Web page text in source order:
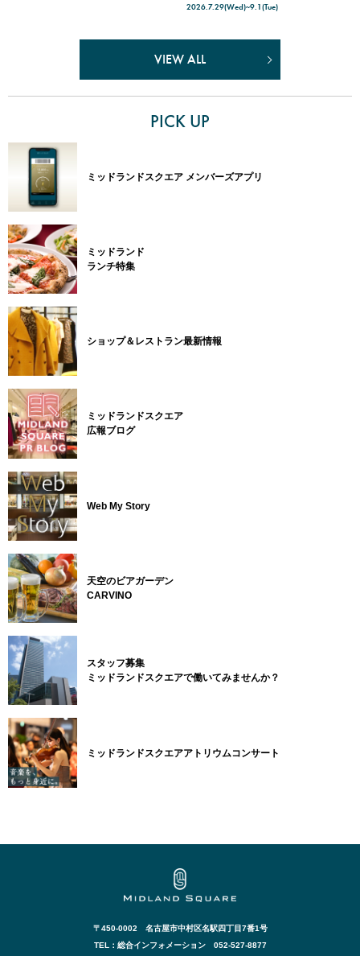
2026.7.29(Wed)~9.1(Tue)
VIEW ALL
PICK UP
ミッドランドスクエア メンバーズアプリ
ミッドランド
ランチ特集
ショップ＆レストラン最新情報
ミッドランドスクエア
広報ブログ
Web My Story
天空のビアガーデン
CARVINO
スタッフ募集
ミッドランドスクエアで働いてみませんか？
ミッドランドスクエアアトリウムコンサート
〒450-0002 名古屋市中村区名駅四丁目7番1号
TEL：総合インフォメーション 052-527-8877